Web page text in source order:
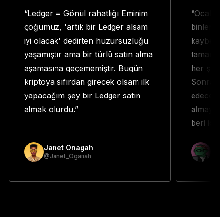
“Ledger = Gönül rahatlığı Eminim
çoğumuz, 'artık bir Ledger alsam
iyi olacak' dedirten huzursuzluğu
yaşamıştır ama bir türlü satın alma
aşamasına geçememiştir. Bugün
kriptoya sıfırdan girecek olsam ilk
yapacağım şey bir Ledger satın
almak olurdu.”
Janet Onagah
@Janet_Oganah
“Ocak
her
Sonra
beri